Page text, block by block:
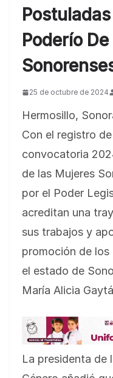
Poderío
25 de octubre de 2024
Hermosillo,
Con el registro
convocatoria
de las Mujeres
por el Poder
acreditan una
sus trabajos y
promoción de
el estado de
María Alicia
La presidenta de